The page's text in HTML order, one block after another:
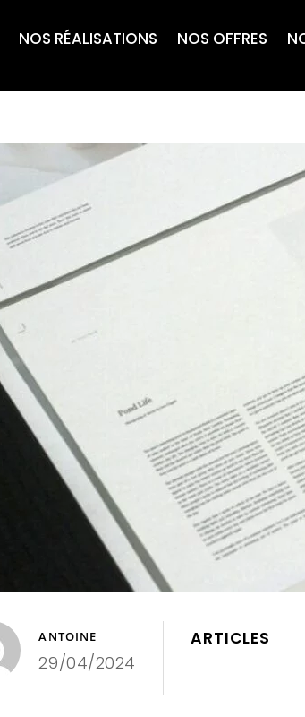
NOS RÉALISATIONS NOS OFFRES
ANTOINE
29/04/2024
ARTICLES